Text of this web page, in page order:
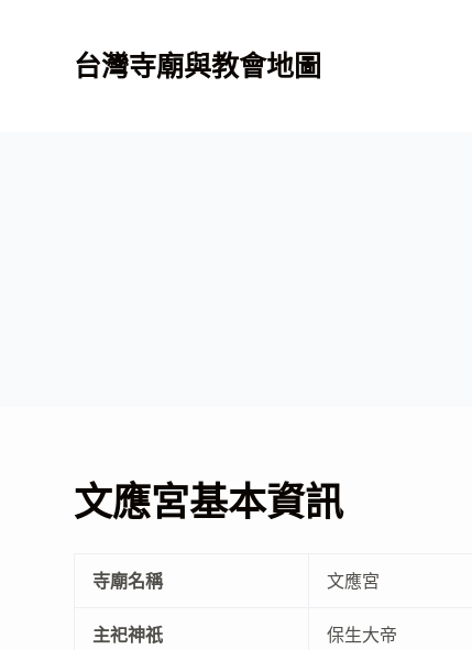
台灣寺廟與教會地圖
文應宮基本資訊
寺廟名稱 文應宮
主祀神祇 保生大帝